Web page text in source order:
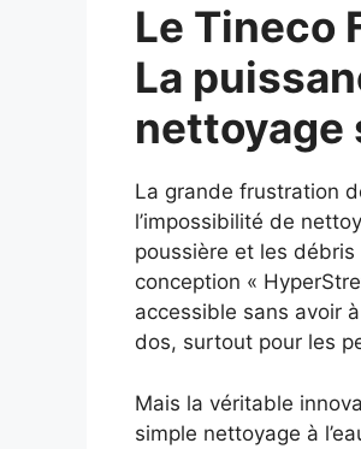
Le Tineco
La
nettoyage
La grande frustration
l’impossibilité de
poussière et les débris
conception «
accessible sans avoir
dos, surtout pour les
Mais la véritable
simple nettoyage à